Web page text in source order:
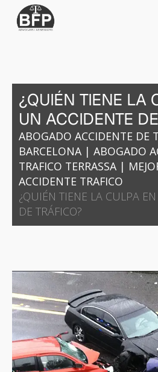
¿QUIÉN TIENE LA
UN ACCIDENTE
ABOGADO ACCIDENTE DE
BARCELONA |ABOGADO
TRAFICO TERRASSA |
ACCIDENTE TRAFICO
¿QUIÉN TIENE LA CULPA
DE TRÁFICO?